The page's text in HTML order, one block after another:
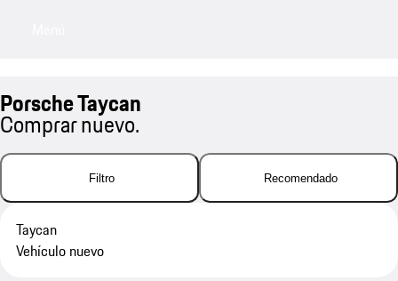
Porsche Taycan
Comprar nuevo.
Filtro Recomendado
Taycan
Vehículo nuevo